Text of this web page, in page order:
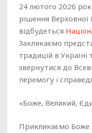
24 лютого 2026
рішення Верховної
відбудеться
Закликаємо
традицій в
звернутися до
перемогу і
«Боже, Великий,
Прикликаємо Боже